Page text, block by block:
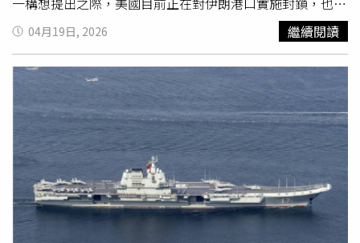
與中國領導人一直保持定期聯繫，且多次訪問中國。他最近
一次訪中是在去年9月出席位於天津舉行的上海合作組織
（SCO）峰會，同月他也參加了中國的「93閱兵」活動，以
紀念二戰勝利80週年。與此同時，北京也試圖穩定與華府之
間的關係。習近平14日向川普表示，中美兩國應成為夥伴而
非對手，並聲稱，他願意與這位美國領導人合作，「共同為
中美關係這艘大船領好航、掌好舵，讓2026年成為中美關
係繼往開來的歷史性、標誌性年份。」此外，他也承諾與川
普建構「中美建設性戰略穩定關係」。
顯了「荷姆茲海峽」（Strait of Hormuz）等戰略性國際水
道的脆弱性。《艦載武器》的文章指出，在兩岸軍事行動
中，解放軍「無需在台灣島周圍部署水雷」，相反地，他們
「完全有能力利用火力攔截、海空力量，迅速建立對周邊水
域和空域的全面封鎖」，這將包括運用陸基飛彈、軍機、潛
艦以及航空母艦打擊群來孤立台灣。此說法與部分美國智庫
過去的分析不同。文章進一步指出，解放軍也可在第一島鏈
沿線的重要海上通道、港口、航道與沿海地區布設水雷。其
目的在於限制美國與日本等「外部干預勢力」的機動能力，
並阻止他們的補給抵達台灣，「將對手的水面艦艇與潛艦困
於港內，或阻止其進入既定的封鎖區域。」「此外，水雷戰
04月19日, 2026 繼續閱讀